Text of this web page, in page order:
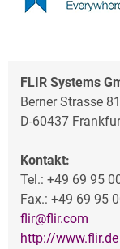
FLIR Systems
Berner Strasse 81
D-60437
Kontakt:
Tel.: +49 69 95
Fax.: +49 69 95
flir@flir.com
http://www.flir.de